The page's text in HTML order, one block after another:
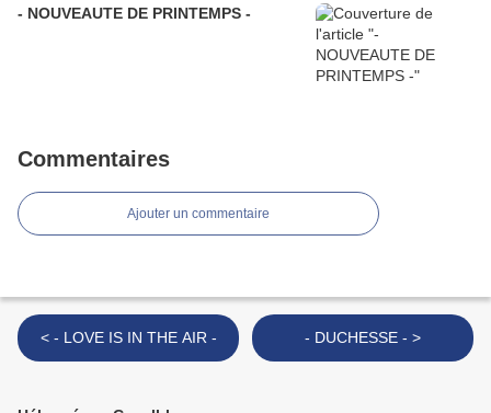
- NOUVEAUTE DE PRINTEMPS -
Commentaires
Ajouter un commentaire
< - LOVE IS IN THE AIR - - DUCHESSE - >